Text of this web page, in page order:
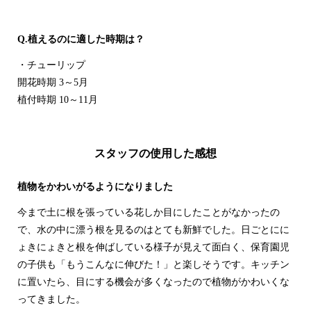
Q.植えるのに適した時期は？
・チューリップ
開花時期 3～5月
植付時期 10～11月
スタッフの使用した感想
植物をかわいがるようになりました
今まで土に根を張っている花しか目にしたことがなかったの
で、水の中に漂う根を見るのはとても新鮮でした。日ごとにに
ょきにょきと根を伸ばしている様子が見えて面白く、保育園児
の子供も「もうこんなに伸びた！」と楽しそうです。キッチン
に置いたら、目にする機会が多くなったので植物がかわいくな
ってきました。